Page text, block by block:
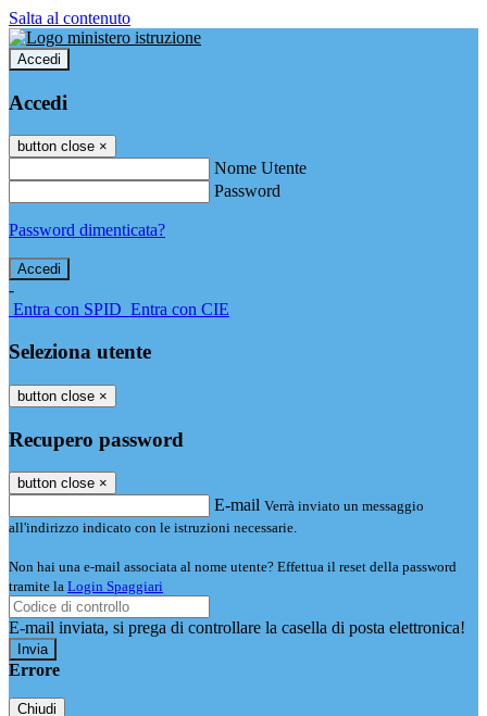
Salta al contenuto
Accedi
Accedi
button close ×
Nome Utente
Password
Password dimenticata?
-
Entra con SPID Entra con CIE
Seleziona utente
button close ×
Recupero password
button close ×
E-mail Verrà inviato un messaggio
all'indirizzo indicato con le istruzioni necessarie.
Non hai una e-mail associata al nome utente? Effettua il reset della password
tramite la Login Spaggiari
E-mail inviata, si prega di controllare la casella di posta elettronica!
Errore
Chiudi